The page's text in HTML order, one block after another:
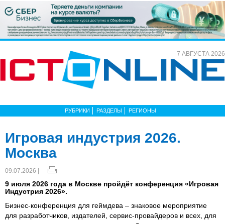
7 АВГУСТА 2026
РУБРИКИ РАЗДЕЛЫ РЕГИОНЫ
Игровая индустрия 2026.
Москва
09.07.2026 |
9 июля 2026 года в Москве пройдёт конференция «Игровая
Индустрия 2026».
Бизнес-конференция для геймдева – знаковое мероприятие
для разработчиков, издателей, сервис-провайдеров и всех, для